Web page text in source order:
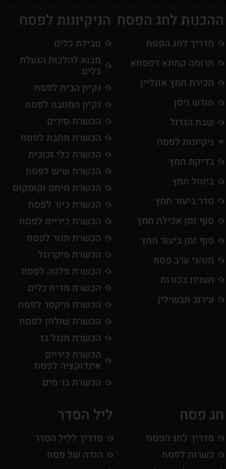
ההכנות לחג הפסח
מדריך לחג הפסח
תרומה קמחא דפסחא
מכירת חמץ אונליין
חודש ניסן
שבת הגדול
ניקיונות לפסח
בדיקת חמץ
ביטול חמץ
סדר ביעור חמץ
סוף זמן אכילת חמץ
סוף זמן ביעור חמץ
מנהגי ערב פסח
תענית בכורות
עירוב תבשילין
הניקיונות לפסח
טבילת כלים
מבוא להלכות הגעלת
כלים
נקיון הבית לפסח
נקיון המטבח לפסח
הכשרת סירים
הכשרת מחבת לפסח
הכשרת כלי זכוכית
הכשרת שיש לפסח
הכשרת מיחם וקומקום
הכשרת כיור לפסח
הכשרת כיריים לפסח
הכשרת תנור לפסח
הכשרת מיקרוגל
הכשרת פלטה לפסח
הכשרת מדיח כלים
הכשרת מיקסר לפסח
הכשרת שולחן לפסח
הכשרת מנגל גז
הכשרת כיריים
אינדוקציה לפסח
הכשרת בר מים
חג פסח
מדריך לחג הפסח
כשרות לפסח
ליל הסדר
מדריך לליל הסדר
הגדה של פסח